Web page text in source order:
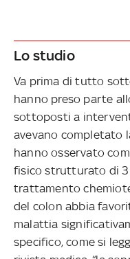
Lo studio
Va prima di tutto
hanno preso parte
sottoposti a
avevano completato
hanno osservato
fisico strutturato di
trattamento
del colon abbia
malattia
specifico, come si